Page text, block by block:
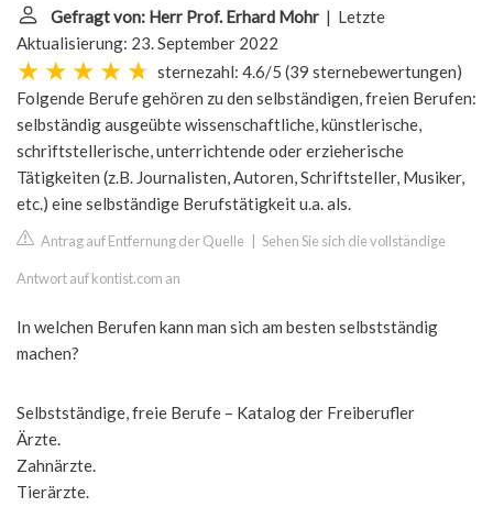
Gefragt von: Herr Prof. Erhard Mohr | Letzte
Aktualisierung: 23. September 2022
sternezahl: 4.6/5 (39 sternebewertungen)
Folgende Berufe gehören zu den selbständigen, freien Berufen:
selbständig ausgeübte wissenschaftliche, künstlerische,
schriftstellerische, unterrichtende oder erzieherische
Tätigkeiten (z.B. Journalisten, Autoren, Schriftsteller, Musiker,
etc.) eine selbständige Berufstätigkeit u.a. als.
Antrag auf Entfernung der Quelle Sehen Sie sich die vollständige
Antwort auf kontist.com an
In welchen Berufen kann man sich am besten selbstständig
machen?
Selbstständige, freie Berufe – Katalog der Freiberufler
Ärzte.
Zahnärzte.
Tierärzte.